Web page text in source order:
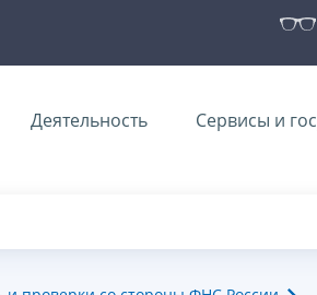
Деятельность Сервисы и